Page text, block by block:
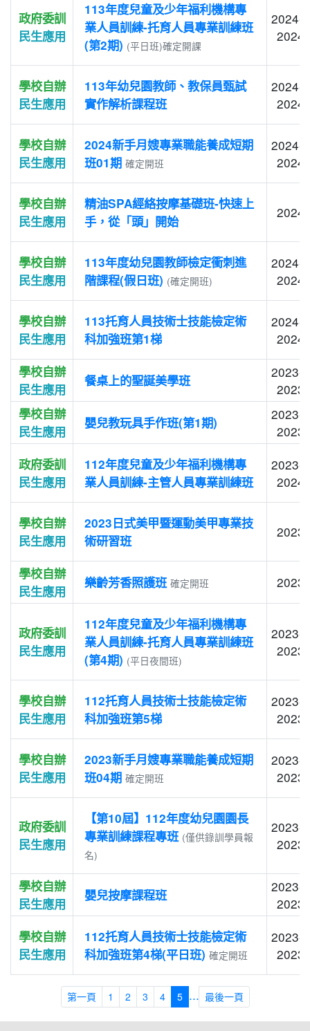
政府委訓
民生應用
113年度兒童及少年福利機構專
業人員訓練-托育人員專業訓練班
(第2期) (平日班)確定開課
2024-
學校自辦
民生應用
113年幼兒園教師、教保員甄試
實作解析課程班
2024-
學校自辦
民生應用
2024新手月嫂專業職能養成短期
班01期 確定開班
2024-
學校自辦
民生應用
精油SPA經絡按摩基礎班-快速上
手，從「頭」開始
學校自辦
民生應用
113年度幼兒園教師檢定衝刺進
階課程(假日班) (確定開班)
2024-
學校自辦
民生應用
113托育人員技術士技能檢定術
科加強班第1梯
2024-
學校自辦
民生應用
餐桌上的聖誕美學班
2023-
學校自辦
民生應用
嬰兒教玩具手作班(第1期)
2023-
政府委訓
民生應用
112年度兒童及少年福利機構專
業人員訓練-主管人員專業訓練班
2023-
學校自辦
民生應用
2023日式美甲暨運動美甲專業技
術研習班
學校自辦
民生應用
樂齡芳香照護班 確定開班
政府委訓
民生應用
112年度兒童及少年福利機構專
業人員訓練-托育人員專業訓練班
(第4期) (平日夜間班)
2023-
學校自辦
民生應用
112托育人員技術士技能檢定術
科加強班第5梯
2023-
學校自辦
民生應用
2023新手月嫂專業職能養成短期
班04期 確定開班
2023-
政府委訓
民生應用
【第10屆】112年度幼兒園園長
專業訓練課程專班 (僅供錄訓學員報
名)
2023-
學校自辦
民生應用
嬰兒按摩課程班
2023-
學校自辦
民生應用
112托育人員技術士技能檢定術
科加強班第4梯(平日班) 確定開班
2023-
第一頁 1 2 3 4 5 ... 最後一頁